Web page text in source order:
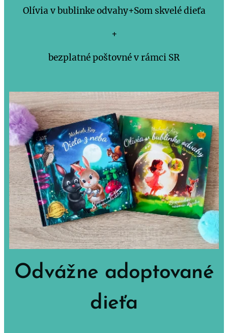
Olívia v bublinke odvahy+Som skvelé dieťa
+
bezplatné poštovné v rámci SR
Odvážne adoptované
dieťa